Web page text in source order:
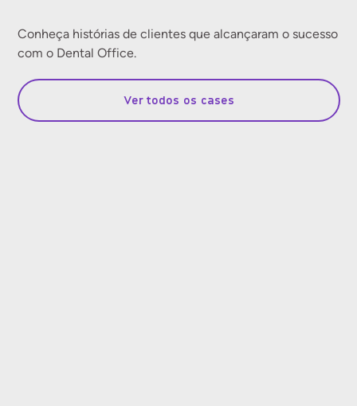
Conheça histórias de clientes que alcançaram o sucesso
com o Dental Office.
Ver todos os cases